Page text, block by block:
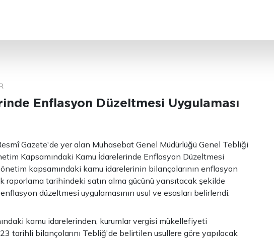
Enflasyon Düzeltmesi Uygulaması
Gazete'de yer alan Muhasebat Genel Müdürlüğü Genel Tebliği
Kapsamındaki Kamu İdarelerinde Enflasyon Düzeltmesi
kapsamındaki kamu idarelerinin bilançolarının enflasyon
raporlama tarihindeki satın alma gücünü yansıtacak şekilde
düzeltmesi uygulamasının usul ve esasları belirlendi.
kamu idarelerinden, kurumlar vergisi mükellefiyeti
tarihli bilançolarını Tebliğ'de belirtilen usullere göre yapılacak